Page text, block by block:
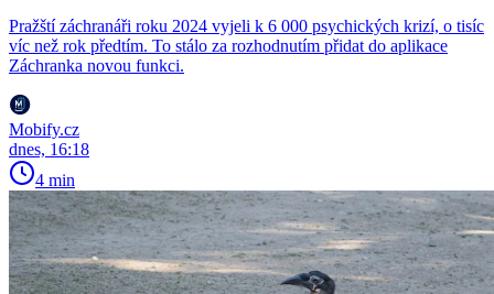
Pražští záchranáři roku 2024 vyjeli k 6 000 psychických krizí, o tisíc
víc než rok předtím. To stálo za rozhodnutím přidat do aplikace
Záchranka novou funkci.
Mobify.cz
dnes, 16:18
4 min